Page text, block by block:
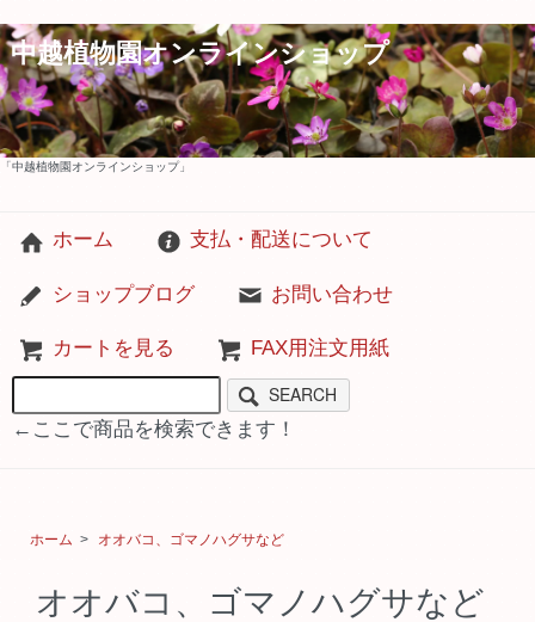
中越植物園オンラインショップ
「中越植物園オンラインショップ」
ホーム 支払・配送について
ショップブログ お問い合わせ
カートを見る FAX用注文用紙
SEARCH
←ここで商品を検索できます！
ホーム > オオバコ、ゴマノハグサなど
オオバコ、ゴマノハグサなど